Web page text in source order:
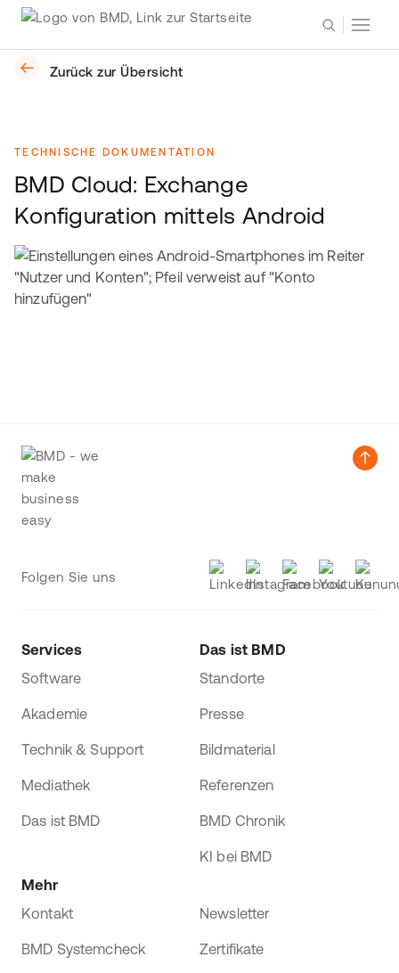
Zurück zur Übersicht
TECHNISCHE DOKUMENTATION
BMD Cloud: Exchange
Konfiguration mittels Android
Folgen Sie uns
Services
Software
Akademie
Technik & Support
Mediathek
Das ist BMD
Das ist BMD
Standorte
Presse
Bildmaterial
Referenzen
BMD Chronik
KI bei BMD
Mehr
Kontakt
Newsletter
BMD Systemcheck Zertifikate